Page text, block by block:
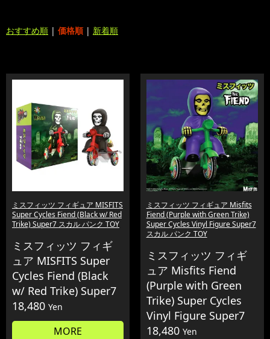
おすすめ順 | 価格順 | 新着順
ミスフィッツ フィギュア MISFITS
Super Cycles Fiend (Black w/ Red
Trike) Super7 スカル パンク TOY
ミスフィッツ フィギ
ュア MISFITS Super
Cycles Fiend (Black
w/ Red Trike) Super7
18,480 Yen
MORE
ミスフィッツ フィギュア Misfits
Fiend (Purple with Green Trike)
Super Cycles Vinyl Figure Super7
スカル パンク TOY
ミスフィッツ フィギ
ュア Misfits Fiend
(Purple with Green
Trike) Super Cycles
Vinyl Figure Super7
18,480 Yen